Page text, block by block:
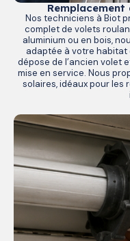
Nos techniciens à Biot
complet de volets
aluminium ou en bois,
adaptée à votre habitat
dépose de l’ancien volet
mise en service. Nous
solaires, idéaux pour